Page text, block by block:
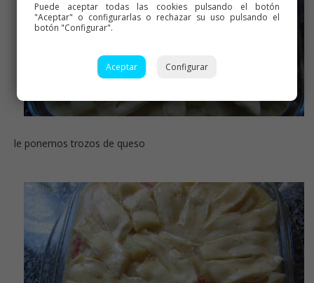
le ponemos trozos de queso
Puede aceptar todas las cookies pulsando el botón
"Aceptar" o configurarlas o rechazar su uso pulsando el
botón "Configurar".
Aceptar Configurar